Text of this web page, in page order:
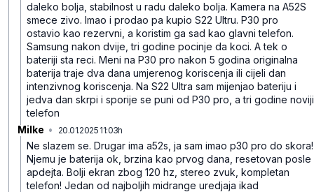
daleko bolja, stabilnost u radu daleko bolja. Kamera na A52S
smece zivo. Imao i prodao pa kupio S22 Ultru. P30 pro
ostavio kao rezervni, a koristim ga sad kao glavni telefon.
Samsung nakon dvije, tri godine pocinje da koci. A tek o
bateriji sta reci. Meni na P30 pro nakon 5 godina originalna
baterija traje dva dana umjerenog koriscenja ili cijeli dan
intenzivnog koriscenja. Na S22 Ultra sam mijenjao bateriju i
jedva dan skrpi i sporije se puni od P30 pro, a tri godine noviji
telefon
Milke • 20.01.2025 11:03h
Ne slazem se. Drugar ima a52s, ja sam imao p30 pro do skora!
Njemu je baterija ok, brzina kao prvog dana, resetovan posle
apdejta. Bolji ekran zbog 120 hz, stereo zvuk, kompletan
telefon! Jedan od najboljih midrange uredjaja ikad